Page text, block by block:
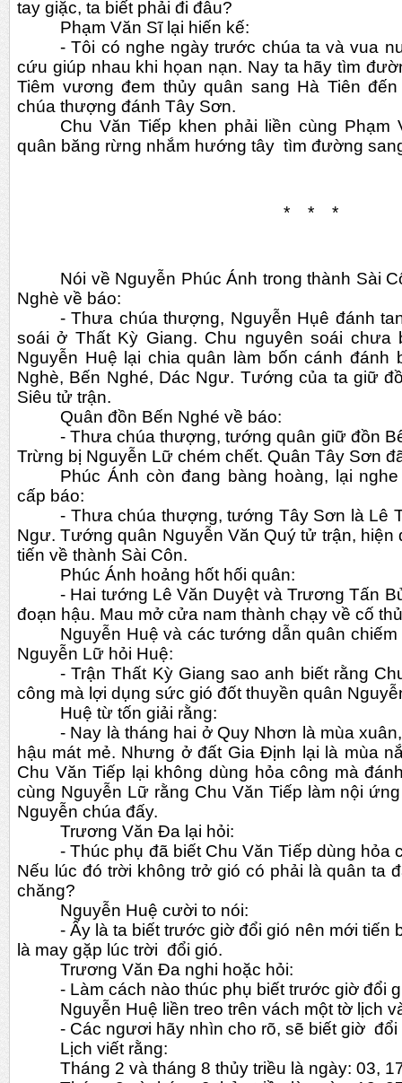
tay giặc, ta biết phải đi đâu?
Phạm Văn Sĩ lại hiến kế:
- Tôi có nghe ngày trước chúa ta và vua
cứu giúp nhau khi họan nạn. Nay ta hãy tìm
Tiêm vương đem thủy quân sang Hà Tiên
chúa thượng đánh Tây Sơn.
Chu Văn Tiếp khen phải liền cùng
quân băng rừng nhắm hướng tây  tìm đường
*    *    *
Nói về Nguyễn Phúc Ánh trong thành Sài
Nghè về báo:
- Thưa chúa thượng, Nguyễn Hụê đánh
soái ở Thất Kỳ Giang. Chu nguyên soái chưa
Nguyễn Huệ lại chia quân làm bốn cánh đánh
Nghè, Bến Nghé, Dác Ngư. Tướng của ta giữ
Siêu tử trận.
Quân đồn Bến Nghé về báo:
- Thưa chúa thượng, tướng quân giữ đồn
Trừng bị Nguyễn Lữ chém chết. Quân Tây Sơn
Phúc Ánh còn đang bàng hoàng, lại
cấp báo:
- Thưa chúa thượng, tướng Tây Sơn là Lê
Ngư. Tướng quân Nguyễn Văn Quý tử trận, hiện
tiến về thành Sài Côn.
Phúc Ánh hoảng hốt hối quân:
- Hai tướng Lê Văn Duyệt và Trương Tấn
đoạn hậu. Mau mở cửa nam thành chạy về cố
Nguyễn Huệ và các tướng dẫn quân
Nguyễn Lữ hỏi Huệ:
- Trận Thất Kỳ Giang sao anh biết rằng
công mà lợi dụng sức gió đốt thuyền quân
Huệ từ tốn giải rằng:
- Nay là tháng hai ở Quy Nhơn là mùa
hậu mát mẻ. Nhưng ở đất Gia Định lại là mùa
Chu Văn Tiếp lại không dùng hỏa công mà
cùng Nguyễn Lữ rằng Chu Văn Tiếp làm nội
Nguyễn chúa đấy.
Trương Văn Đa lại hỏi:
- Thúc phụ đã biết Chu Văn Tiếp dùng hỏa
Nếu lúc đó trời không trở gió có phải là quân ta
chăng?
Nguyễn Huệ cười to nói:
- Ấy là ta biết trước giờ đổi gió nên mới tiến
là may gặp lúc trời  đổi gió.
Trương Văn Đa nghi hoặc hỏi:
- Làm cách nào thúc phụ biết trước giờ đổi
Nguyễn Huệ liền treo trên vách một tờ lịch
- Các ngươi hãy nhìn cho rõ, sẽ biết giờ  đổi
Lịch viết rằng:
Tháng 2 và tháng 8 thủy triều là ngày: 03,